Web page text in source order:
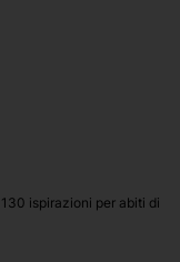
ispirazioni per abiti di